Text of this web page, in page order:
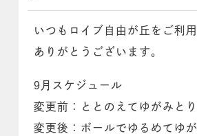
いつもロイブ自由が丘をご利
ありがとうございます。
9月スケジュール
変更前：ととのえてゆがみと
変更後：ボールでゆるめてゆ